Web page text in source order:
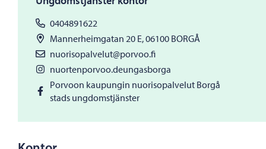
0404891622
Mannerheimgatan 20 E, 06100 BORGÅ
nuorisopalvelut@porvoo.fi
nuortenporvoo.deungasborga
Porvoon kaupungin nuorisopalvelut Borgå
stads ungdomstjänster